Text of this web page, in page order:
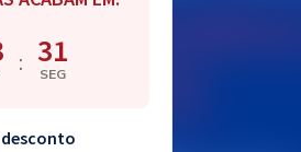
: 30
SEG
desconto